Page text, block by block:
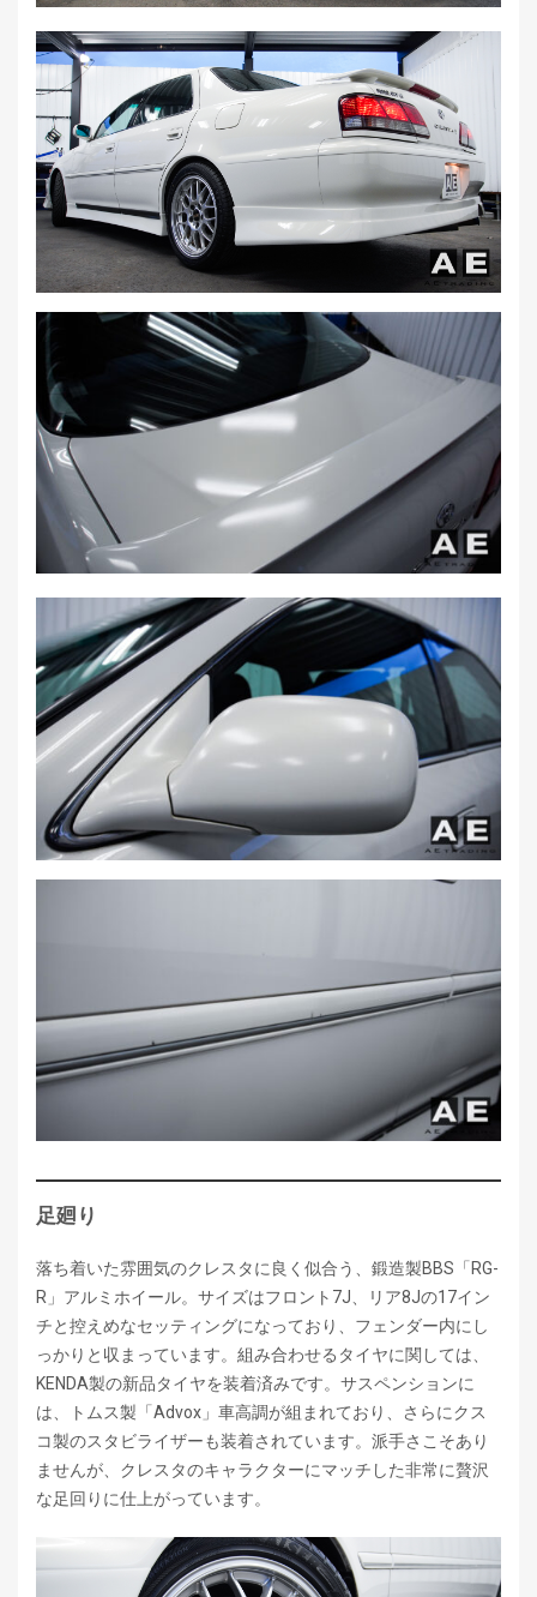
足廻り
落ち着いた雰囲気のクレスタに良く似合う、鍛造製BBS「RG-
R」アルミホイール。サイズはフロント7J、リア8Jの17イン
チと控えめなセッティングになっており、フェンダー内にし
っかりと収まっています。組み合わせるタイヤに関しては、
KENDA製の新品タイヤを装着済みです。サスペンションに
は、トムス製「Advox」車高調が組まれており、さらにクス
コ製のスタビライザーも装着されています。派手さこそあり
ませんが、クレスタのキャラクターにマッチした非常に贅沢
な足回りに仕上がっています。